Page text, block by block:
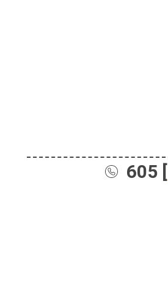
605 [